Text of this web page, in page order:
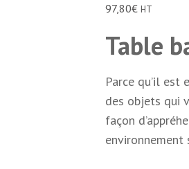
97,80€ HT
Table
Parce qu’il est
des objets qui
façon
environnement